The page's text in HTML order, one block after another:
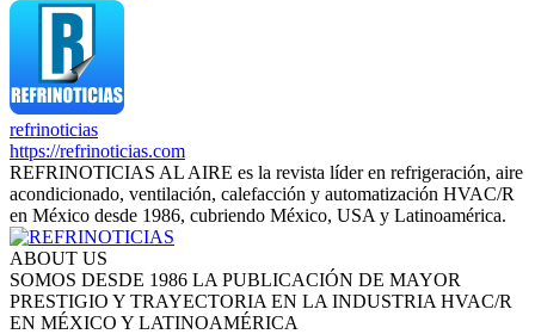
refrinoticias
https://refrinoticias.com
REFRINOTICIAS AL AIRE es la revista líder en refrigeración, aire
acondicionado, ventilación, calefacción y automatización HVAC/R
en México desde 1986, cubriendo México, USA y Latinoamérica.
ABOUT US
SOMOS DESDE 1986 LA PUBLICACIÓN DE MAYOR
PRESTIGIO Y TRAYECTORIA EN LA INDUSTRIA HVAC/R
EN MÉXICO Y LATINOAMÉRICA